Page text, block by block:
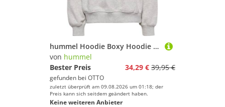
hummel Hoodie Boxy Hoodie Logo
von hummel
Bester Preis
34,29 € 39,95 €
gefunden bei OTTO
zuletzt überprüft am 09.08.2026 um 01:18; der
Preis kann sich seitdem geändert haben.
Keine weiteren Anbieter